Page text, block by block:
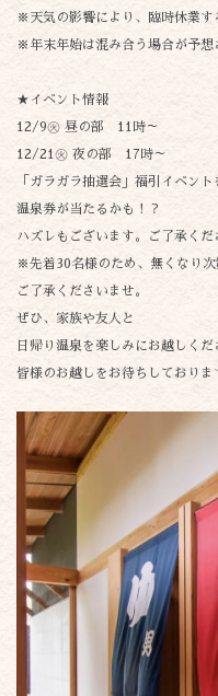
※天気の影響により、臨時休業す
※年末年始は混み合う場合が予想
★イベント情報
12/9㊋ 昼の部 11時～
12/21㊋ 夜の部 17時～
「ガラガラ抽選会」福引イベント
温泉券が当たるかも！？
ハズレもございます。ご了承くだ
※先着30名様のため、無くなり次
ご了承くださいませ。
ぜひ、家族や友人と
日帰り温泉を楽しみにお越しくだ
皆様のお越しをお待ちしておりま